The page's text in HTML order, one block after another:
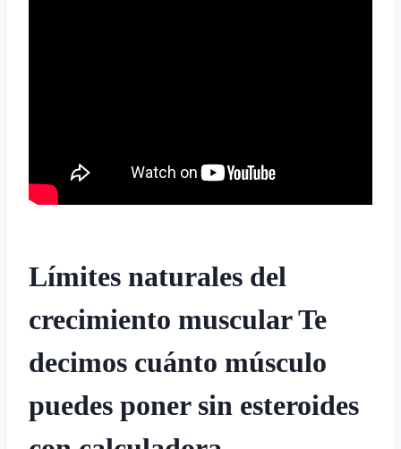
Límites naturales del
crecimiento muscular Te
decimos cuánto músculo
puedes poner sin esteroides